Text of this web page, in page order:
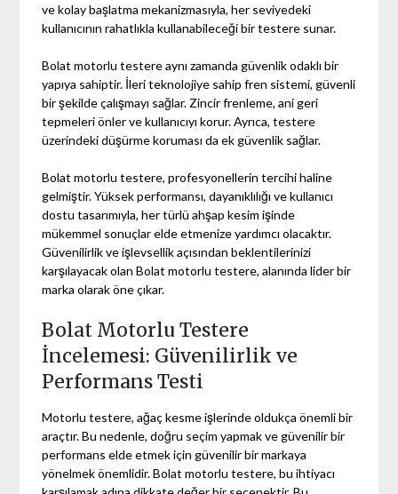
ve kolay başlatma mekanizmasıyla, her seviyedeki
kullanıcının rahatlıkla kullanabileceği bir testere sunar.
Bolat motorlu testere aynı zamanda güvenlik odaklı bir
yapıya sahiptir. İleri teknolojiye sahip fren sistemi, güvenli
bir şekilde çalışmayı sağlar. Zincir frenleme, ani geri
tepmeleri önler ve kullanıcıyı korur. Ayrıca, testere
üzerindeki düşürme koruması da ek güvenlik sağlar.
Bolat motorlu testere, profesyonellerin tercihi haline
gelmiştir. Yüksek performansı, dayanıklılığı ve kullanıcı
dostu tasarımıyla, her türlü ahşap kesim işinde
mükemmel sonuçlar elde etmenize yardımcı olacaktır.
Güvenilirlik ve işlevsellik açısından beklentilerinizi
karşılayacak olan Bolat motorlu testere, alanında lider bir
marka olarak öne çıkar.
Bolat Motorlu Testere
İncelemesi: Güvenilirlik ve
Performans Testi
Motorlu testere, ağaç kesme işlerinde oldukça önemli bir
araçtır. Bu nedenle, doğru seçim yapmak ve güvenilir bir
performans elde etmek için güvenilir bir markaya
yönelmek önemlidir. Bolat motorlu testere, bu ihtiyacı